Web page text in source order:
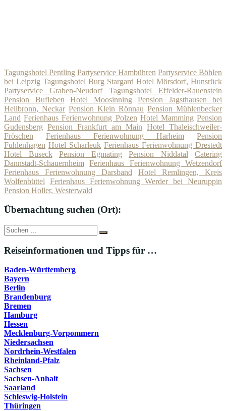
Tagungshotel Pentling Partyservice Hambühren Partyservice Böhlen
bei Leipzig Tagungshotel Burg Stargard Hotel Mörsdorf, Hunsrück
Partyservice Graben-Neudorf
Tagungshotel Effelder-Rauenstein
Pension Bufleben
Hotel Moosinning
Pension Jagsthausen bei
Heilbronn, Neckar Pension Klein Rönnau Pension Mühlenbecker
Land Ferienhaus Ferienwohnung Polzen Hotel Mamming Pension
Gudensberg Pension Frankfurt am Main Hotel Thaleischweiler-
Fröschen
Ferienhaus Ferienwohnung Harheim
Pension
Fuhlenhagen Hotel Scharleuk Ferienhaus Ferienwohnung Drestedt
Hotel Buseck
Pension Egmating Pension Niddatal
Catering
Dannstadt-Schauernheim
Ferienhaus Ferienwohnung Wetzendorf
Ferienhaus Ferienwohnung Darsband
Hotel Remlingen, Kreis
Wolfenbüttel
Ferienhaus Ferienwohnung Werder bei Neuruppin
Pension Holler, Westerwald
Übernachtung suchen (Ort):
Suche
nach:
Suchen
Reiseinformationen und Tipps für …
Baden-Württemberg
Bayern
Berlin
Brandenburg
Bremen
Hamburg
Hessen
Mecklenburg-Vorpommern
Niedersachsen
Nordrhein-Westfalen
Rheinland-Pfalz
Sachsen
Sachsen-Anhalt
Saarland
Schleswig-Holstein
Thüringen